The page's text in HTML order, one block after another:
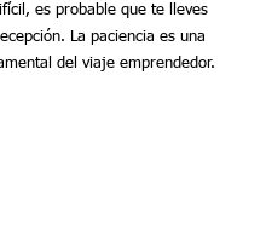
es probable que te lleves
La paciencia es una
del viaje emprendedor.